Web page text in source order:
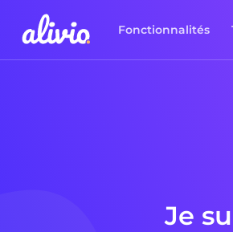
Fonctionnalités
Je